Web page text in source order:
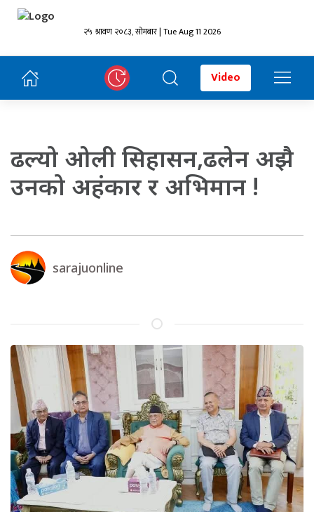
२५ श्रावण २०८३, सोमबार | Tue Aug 11 2026
Video
ढल्यो ओली सिहासन,ढलेन अझै
उनको अहंकार र अभिमान !
sarajuonline